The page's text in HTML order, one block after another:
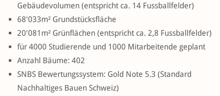
Gebäudevolumen (entspricht ca. 14 Fussballfelder)
68'033m² Grundstücksfläche
20'081m² Grünflächen (entspricht ca. 2,8 Fussballfelder)
für 4000 Studierende und 1000 Mitarbeitende geplant
Anzahl Bäume: 402
SNBS Bewertungssystem: Gold Note 5.3 (Standard
Nachhaltiges Bauen Schweiz)